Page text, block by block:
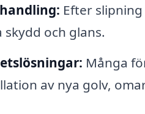
Efter
skydd och glans.
Många
av nya golv,